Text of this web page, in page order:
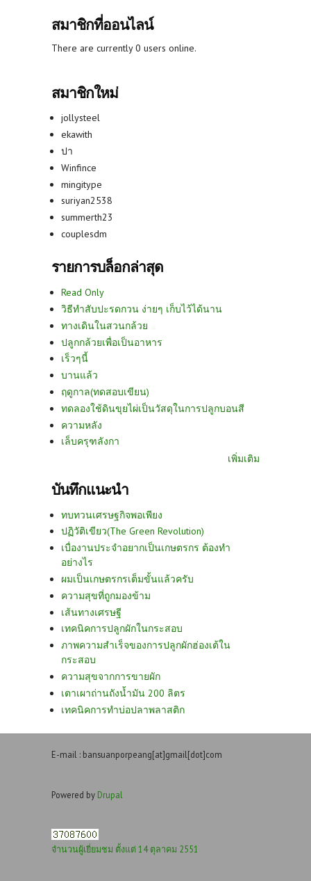
สมาชิกที่ออนไลน์
There are currently 0 users online.
สมาชิกใหม่
jollysteel
ekawith
ปา
Winfince
mingitype
suriyan2538
summerth23
couplesdm
รายการบล็อกล่าสุด
Read Only
วิธีทำสับปะรดกวน ง่ายๆ เก็บไว้ได้นาน
ทางเดินในสวนกล้วย
ปลูกกล้วยเพื่อเป็นอาหาร
เร็วๆนี้
บานแล้ว
ฤดูกาล(ทดสอบเขียน)
ทดลองใช้ดินขุยไผ่เป็นวัสดุในการปลูกบอนสี
ความหลัง
เล็บครุฑลังกา
เพิ่มเติม
บันทึกแนะนำ
ทบทวนเศรษฐกิจพอเพียง
ปฏิวัติเขียว(The Green Revolution)
เบื่องานประจำอยากเป็นเกษตรกร ต้องทำ
อย่างไร
ผมเป็นเกษตรกรเต็มขั้นแล้วครับ
ความสุขที่ถูกมองข้าม
เส้นทางเศรษฐี
เทคนิคการปลูกผักในกระสอบ
ภาพความสำเร็จของการปลูกผักฮ่องเต้ใน
กระสอบ
ความสุขจากการขายผัก
เตาเผาถ่านถังน้ำมัน 200 ลิตร
เทคนิคการทำบ่อปลาพลาสติก
E-mail : bansuanporpeang[at]gmail[dot]com
Powered by Drupal
จำนวนผู้เยี่ยมชม ตั้งแต่ 14 ตุลาคม 2551